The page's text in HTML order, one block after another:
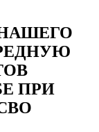
ПРИ